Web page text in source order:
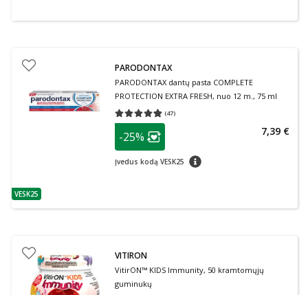
patarimas
VESK25
PARODONTAX
PARODONTAX dantų pasta COMPLETE
PROTECTION EXTRA FRESH, nuo 12 m., 75 ml
(47)
Vidutinis įvertinimas 4.79
patarimas
Lojalumo klubo narių nuolaida
-25%
Įvedus kodą VESK25 patarimas
7,39 €
VITIRON
VitirON™ KIDS Immunity, 50 kramtomųjų
guminukų